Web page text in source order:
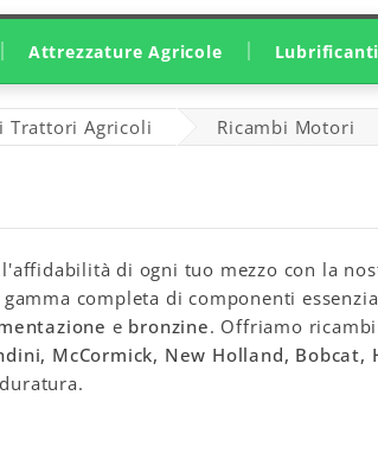
Attrezzature Agricole
Trattori Agricoli Ricambi Motori
l'affidabilità di ogni tuo mezzo con la
completa di componenti
e bronzine. Offriamo
McCormick, New Holland, Bobcat,